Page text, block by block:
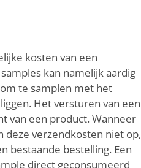
kosten van een
kan namelijk aardig
te samplen met het
Het versturen van een
van een product. Wanneer
deze verzendkosten niet op,
bestaande bestelling. Een
direct geconsumeerd